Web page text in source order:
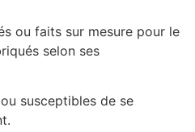
ou faits sur mesure pour le
selon ses
susceptibles de se